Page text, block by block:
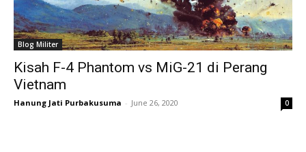
Blog Militer
Kisah F-4 Phantom vs MiG-21 di Perang
Vietnam
Hanung Jati Purbakusuma - June 26, 2020 0